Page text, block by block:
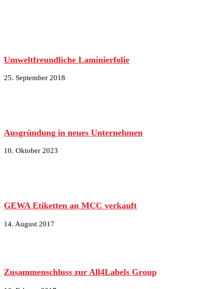
Umweltfreundliche Laminierfolie
25. September 2018
Ausgründung in neues Unternehmen
10. Oktober 2023
GEWA Etiketten an MCC verkauft
14. August 2017
Zusammenschluss zur All4Labels Group